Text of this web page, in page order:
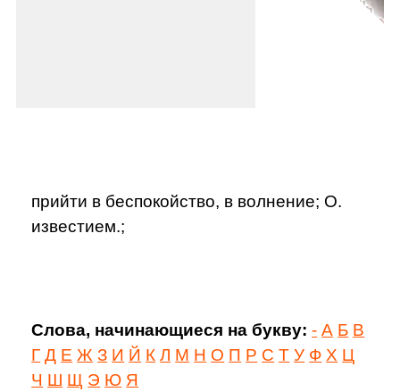
прийти в беспокойство, в волнение; О.
известием.;
Слова, начинающиеся на букву: - А Б В
Г Д Е Ж З И Й К Л М Н О П Р С Т У Ф Х Ц
Ч Ш Щ Э Ю Я